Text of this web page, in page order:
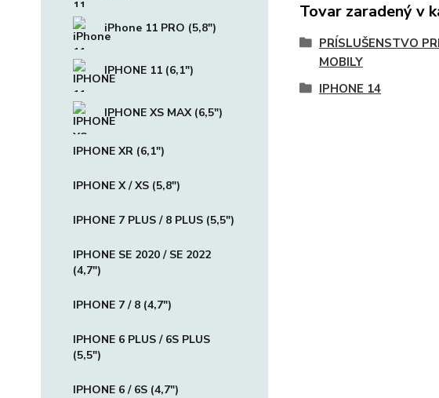
iPhone 11 PRO (5,8")
IPHONE 11 (6,1")
IPHONE XS MAX (6,5")
IPHONE XR (6,1")
IPHONE X / XS (5,8")
IPHONE 7 PLUS / 8 PLUS (5,5")
IPHONE SE 2020 / SE 2022
(4,7")
IPHONE 7 / 8 (4,7")
IPHONE 6 PLUS / 6S PLUS
(5,5")
IPHONE 6 / 6S (4,7")
Tovar zaradený v
PRÍSLUŠENSTVO
MOBILY
IPHONE 14